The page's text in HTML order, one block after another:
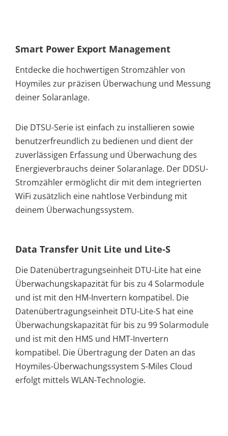
Smart Power Export Management
Entdecke die hochwertigen Stromzähler von
Hoymiles zur präzisen Überwachung und Messung
deiner Solaranlage.
Die DTSU-Serie ist einfach zu installieren sowie
benutzerfreundlich zu bedienen und dient der
zuverlässigen Erfassung und Überwachung des
Energieverbrauchs deiner Solaranlage. Der DDSU-
Stromzähler ermöglicht dir mit dem integrierten
WiFi zusätzlich eine nahtlose Verbindung mit
deinem Überwachungssystem.
Data Transfer Unit Lite und Lite-S
Die Datenübertragungseinheit DTU-Lite hat eine
Überwachungskapazität für bis zu 4 Solarmodule
und ist mit den HM-Invertern kompatibel. Die
Datenübertragungseinheit DTU-Lite-S hat eine
Überwachungskapazität für bis zu 99 Solarmodule
und ist mit den HMS und HMT-Invertern
kompatibel. Die Übertragung der Daten an das
Hoymiles-Überwachungssystem S-Miles Cloud
erfolgt mittels WLAN-Technologie.